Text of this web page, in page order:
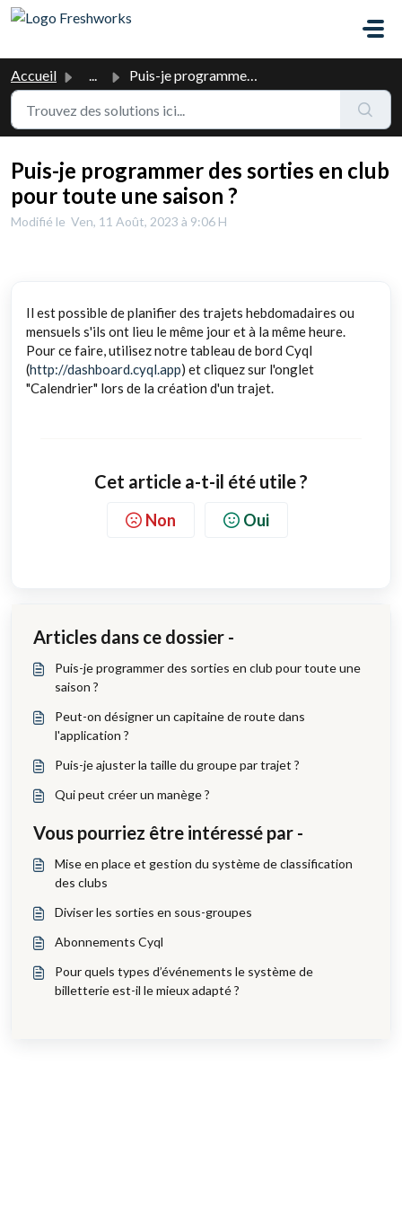
Passer au contenu principal
Accueil ... Puis-je programmer des sorties en club pour toute une sai...
Puis-je programmer des sorties en club
pour toute une saison ?
Modifié le Ven, 11 Août, 2023 à 9:06 H
Il est possible de planifier des trajets hebdomadaires ou
mensuels s'ils ont lieu le même jour et à la même heure.
Pour ce faire, utilisez notre tableau de bord Cyql
(http://dashboard.cyql.app) et cliquez sur l'onglet
"Calendrier" lors de la création d'un trajet.
Cet article a-t-il été utile ?
Non Oui
Articles dans ce dossier -
Puis-je programmer des sorties en club pour toute une
saison ?
Peut-on désigner un capitaine de route dans
l'application ?
Puis-je ajuster la taille du groupe par trajet ?
Qui peut créer un manège ?
Vous pourriez être intéressé par -
Mise en place et gestion du système de classification
des clubs
Diviser les sorties en sous-groupes
Abonnements Cyql
Pour quels types d’événements le système de
billetterie est-il le mieux adapté ?